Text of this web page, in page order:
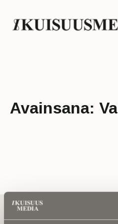
Avainsana:
Tilaa uutiskirje - Pääset
artikkelien pariin!